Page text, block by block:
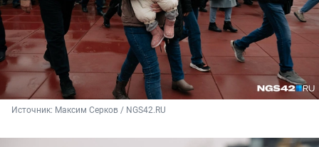
Источник: Максим Серков / NGS42.RU